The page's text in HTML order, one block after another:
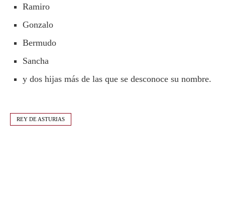
Ramiro
Gonzalo
Bermudo
Sancha
y dos hijas más de las que se desconoce su nombre.
REY DE ASTURIAS